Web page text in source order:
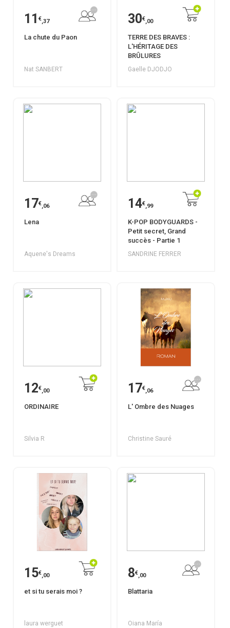
11 €,37
La chute du Paon
Nat SANBERT
30€,00
TERRE DES BRAVES :
L'HÉRITAGE DES
BRÛLURES
Gaelle DJODJO
17€,06
Lena
Aquene's Dreams
14€,99
K-POP BODYGUARDS -
Petit secret, Grand
succès - Partie 1
SANDRINE FERRER
12€,00
ORDINAIRE
Silvia R
17€,06
L' Ombre des Nuages
Christine Sauré
15€,00
et si tu serais moi ?
laura werguet
8€,00
Blattaria
Oiana María